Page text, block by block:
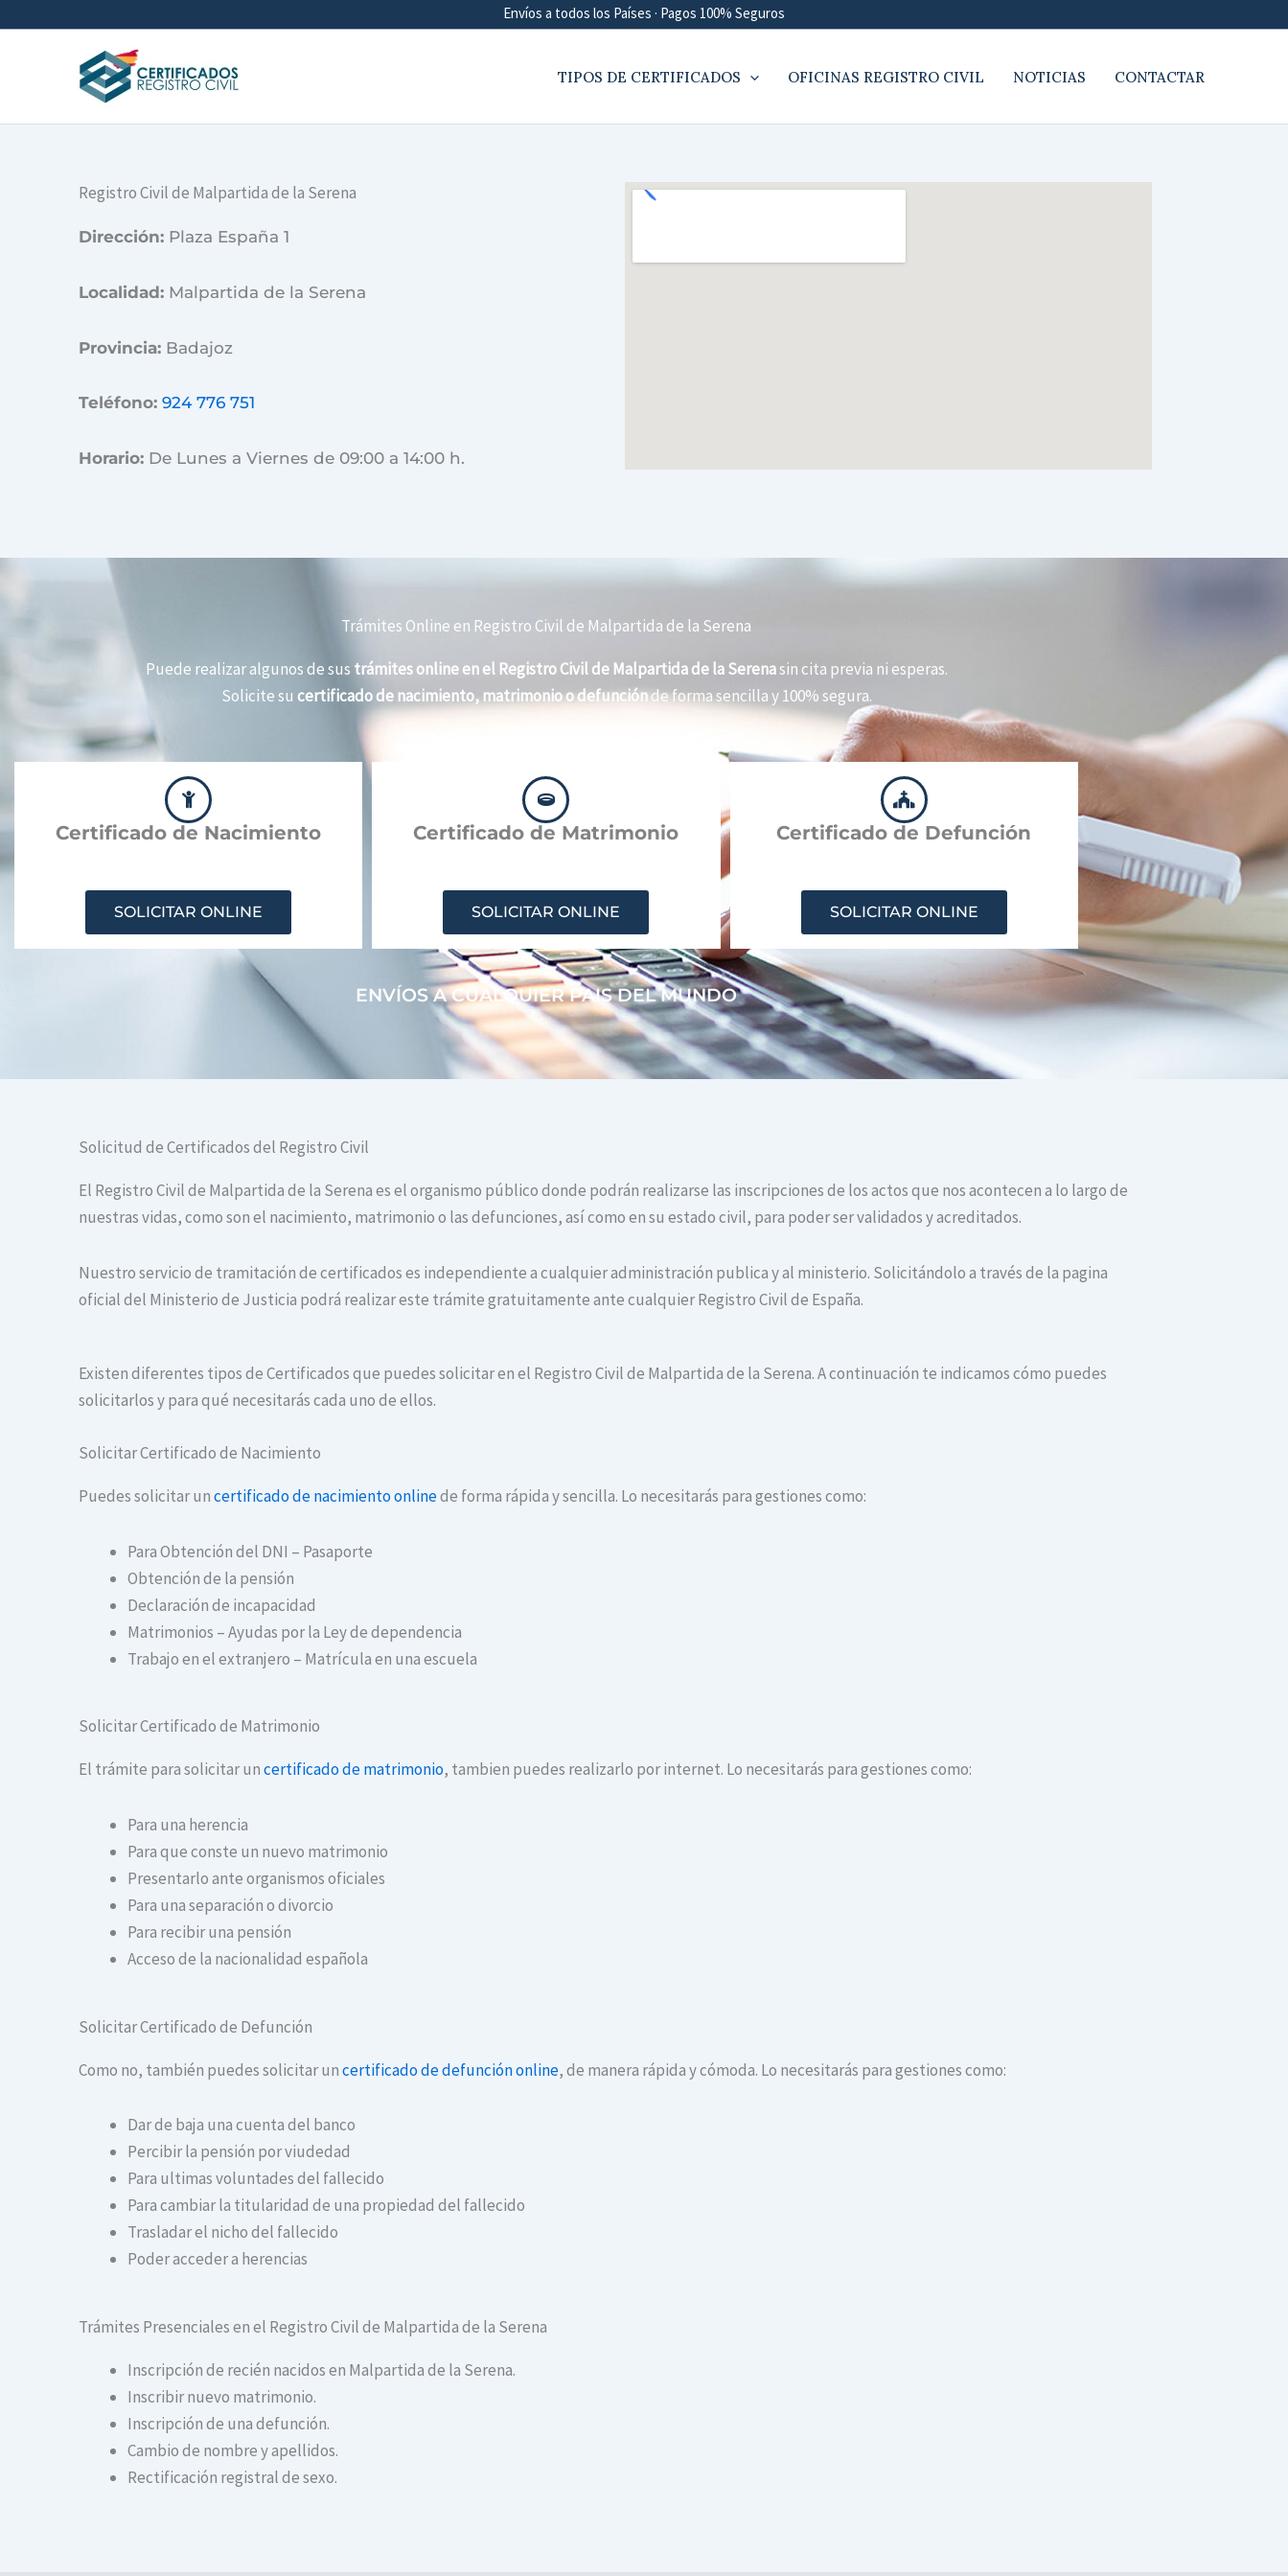
Envíos a todos los Países · Pagos 100% Seguros
TIPOS DE CERTIFICADOS OFICINAS REGISTRO CIVIL NOTICIAS CONTACTAR
Registro Civil de Malpartida de la Serena
Dirección: Plaza España 1
Localidad: Malpartida de la Serena
Provincia: Badajoz
Teléfono: 924 776 751
Horario: De Lunes a Viernes de 09:00 a 14:00 h.
Trámites Online en Registro Civil de Malpartida de la Serena
Puede realizar algunos de sus trámites online en el Registro Civil de Malpartida de la Serenasin cita previa ni esperas.
Solicite su certificado de nacimiento, matrimonio o defunciónde forma sencilla y 100% segura.
Certificado de Nacimiento
SOLICITAR ONLINE
Certificado de Matrimonio
SOLICITAR ONLINE
Certificado de Defunción
SOLICITAR ONLINE
ENVÍOS A CUALQUIER PAIS DEL MUNDO
Solicitud de Certificados del Registro Civil
El Registro Civil de Malpartida de la Serena es el organismo público donde podrán realizarse las inscripciones de los actos que nos acontecen a lo largo de
nuestras vidas, como son el nacimiento, matrimonio o las defunciones, así como en su estado civil, para poder ser validados y acreditados.
Nuestro servicio de tramitación de certificados es independiente a cualquier administración publica y al ministerio. Solicitándolo a través de la pagina
oficial del Ministerio de Justicia podrá realizar este trámite gratuitamente ante cualquier Registro Civil de España.
Existen diferentes tipos de Certificados que puedes solicitar en el Registro Civil de Malpartida de la Serena. A continuación te indicamos cómo puedes
solicitarlos y para qué necesitarás cada uno de ellos.
Solicitar Certificado de Nacimiento
Puedes solicitar uncertificado de nacimiento onlinede forma rápida y sencilla. Lo necesitarás para gestiones como:
Para Obtención del DNI – Pasaporte
Obtención de la pensión
Declaración de incapacidad
Matrimonios – Ayudas por la Ley de dependencia
Trabajo en el extranjero – Matrícula en una escuela
Solicitar Certificado de Matrimonio
El trámite para solicitar uncertificado de matrimonio, tambien puedes realizarlo por internet. Lo necesitarás para gestiones como:
Para una herencia
Para que conste un nuevo matrimonio
Presentarlo ante organismos oficiales
Para una separación o divorcio
Para recibir una pensión
Acceso de la nacionalidad española
Solicitar Certificado de Defunción
Como no, también puedes solicitar uncertificado de defunción online, de manera rápida y cómoda. Lo necesitarás para gestiones como:
Dar de baja una cuenta del banco
Percibir la pensión por viudedad
Para ultimas voluntades del fallecido
Para cambiar la titularidad de una propiedad del fallecido
Trasladar el nicho del fallecido
Poder acceder a herencias
Trámites Presenciales en el Registro Civil de Malpartida de la Serena
Inscripción de recién nacidos en Malpartida de la Serena.
Inscribir nuevo matrimonio.
Inscripción de una defunción.
Cambio de nombre y apellidos.
Rectificación registral de sexo.